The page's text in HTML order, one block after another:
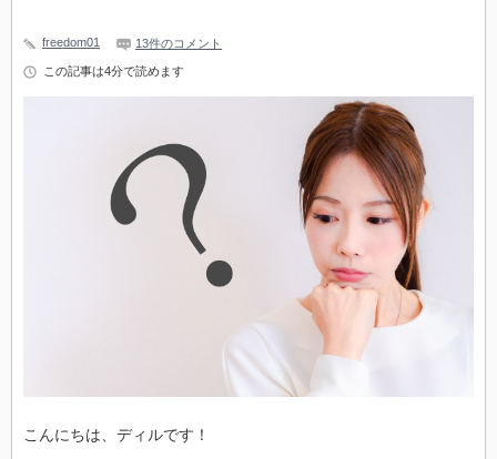
freedom01 13件のコメント
この記事は4分で読めます
こんにちは、ディルです！